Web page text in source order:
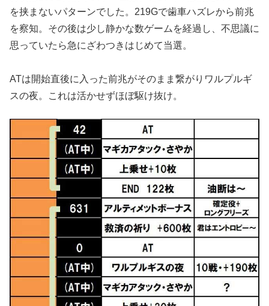
を挟まないパターンでした。219Gで歯車ハズレから前兆
を察知。その後は少し静かな数ゲームを経過し、不思議に
思っていたら急にざわつきはじめて当選。
ATは開始直後に入った前兆がそのまま繋がりワルプルギ
スの夜。これは活かせずほぼ駆け抜け。